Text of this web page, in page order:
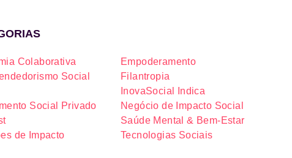
Colaborativa
Empoderamento
Social
Filantropia
InovaSocial Indica
Social Privado
Negócio de Impacto Social
Saúde Mental & Bem-Estar
de Impacto
Tecnologias Sociais